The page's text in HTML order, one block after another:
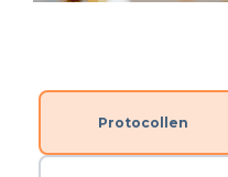
Protocollen